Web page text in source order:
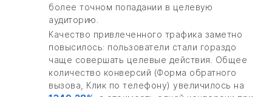
более точном попадании в целевую
аудиторию.
Качество привлеченного трафика заметно
повысилось: пользователи стали гораздо
чаще совершать целевые действия. Общее
количество конверсий (Форма обратного
вызова, Клик по телефону) увеличилось на